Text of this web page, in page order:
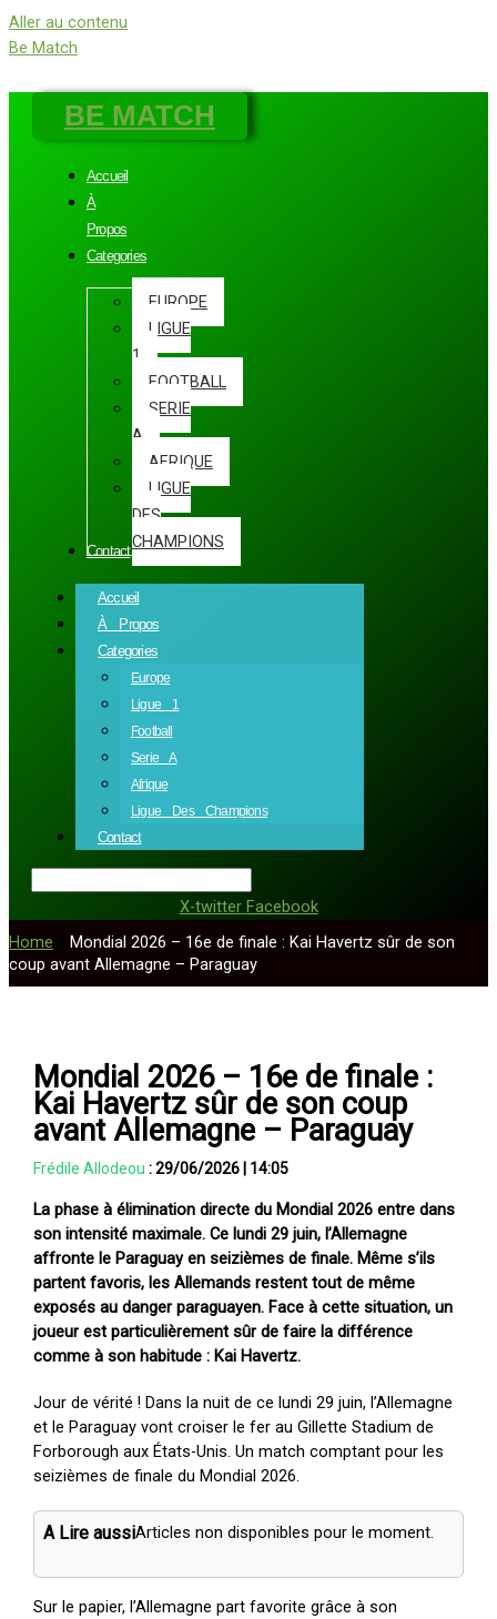
Aller au contenu
Be Match
BE MATCH
Accueil
À
Propos
Categories
EUROPE
LIGUE
1
FOOTBALL
SERIE
A
AFRIQUE
LIGUE
DES
CHAMPIONS
Contact
Accueil
À Propos
Categories
Europe
Ligue 1
Football
Serie A
Afrique
Ligue Des Champions
Contact
X-twitter Facebook
Home
Mondial 2026 – 16e de finale : Kai Havertz sûr de son
coup avant Allemagne – Paraguay
Mondial 2026 – 16e de finale :
Kai Havertz sûr de son coup
avant Allemagne – Paraguay
Frédile Allodeou :29/06/2026| 14:05
La phase à élimination directe du Mondial 2026 entre dans
son intensité maximale. Ce lundi 29 juin, l’Allemagne
affronte le Paraguay en seizièmes de finale. Même s’ils
partent favoris, les Allemands restent tout de même
exposés au danger paraguayen. Face à cette situation, un
joueur est particulièrement sûr de faire la différence
comme à son habitude : Kai Havertz.
Jour de vérité ! Dans la nuit de ce lundi 29 juin, l’Allemagne
et le Paraguay vont croiser le fer au Gillette Stadium de
Forborough aux États-Unis. Un match comptant pour les
seizièmes de finale du Mondial 2026.
A Lire aussiArticles non disponibles pour le moment.
Sur le papier, l’Allemagne part favorite grâce à son